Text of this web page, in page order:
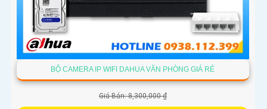
BỘ CAMERA IP WIFI DAHUA VĂN PHÒNG GIÁ RẺ
Giá Bán: 8,300,000 ₫